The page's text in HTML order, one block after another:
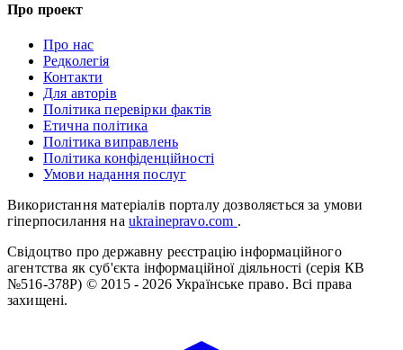
Про проект
Про нас
Редколегія
Контакти
Для авторів
Політика перевірки фактів
Етична політика
Політика виправлень
Політика конфіденційності
Умови надання послуг
Використання матеріалів порталу дозволяється за умови
гіперпосилання на ukrainepravo.com .
Свідоцтво про державну реєстрацію інформаційного
агентства як суб'єкта інформаційної діяльності (серія КВ
№516-378Р) © 2015 - 2026 Українське право. Всі права
захищені.